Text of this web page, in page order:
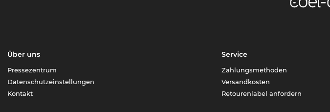
Über uns
Pressezentrum
Datenschutzeinstellungen
Kontakt
Service
Zahlungsmethoden
Versandkosten
Retourenlabel anfordern